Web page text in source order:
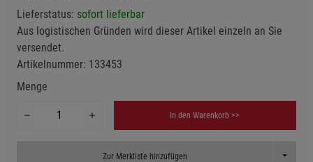
Lieferstatus: sofort lieferbar
Aus logistischen Gründen wird dieser Artikel einzeln an Sie
versendet.
Artikelnummer: 133453
Menge
In den Warenkorb >>
Zur Merkliste hinzufügen Toggle